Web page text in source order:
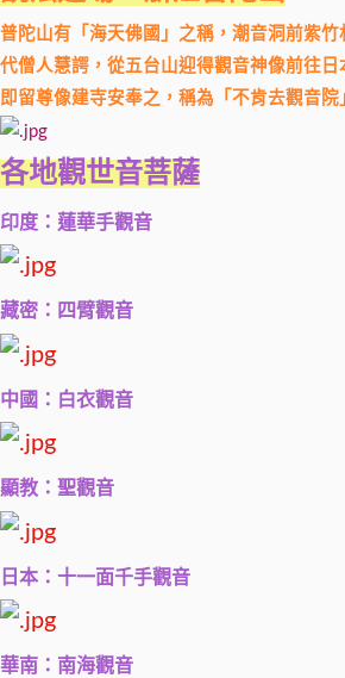
普陀山有「海天佛國」之稱，潮音洞前紫
代僧人慧諤，從五台山迎得觀音神像前往日
即留尊像建寺安奉之，稱為「不肯去觀音院
各地觀世音菩薩
印度：蓮華手觀音
藏密：四臂觀音
中國：白衣觀音
顯教：聖觀音
日本：十一面千手觀音
華南：南海觀音